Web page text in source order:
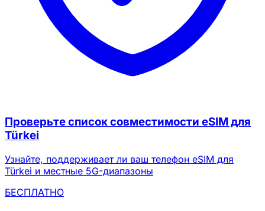
Проверьте список совместимости eSIM для
Türkei
Узнайте, поддерживает ли ваш телефон eSIM для
Türkei и местные 5G-диапазоны
БЕСПЛАТНО
20% скидка для новых пользователей
Получено сегодня
847
Осталось
Отмена Получить сейчас